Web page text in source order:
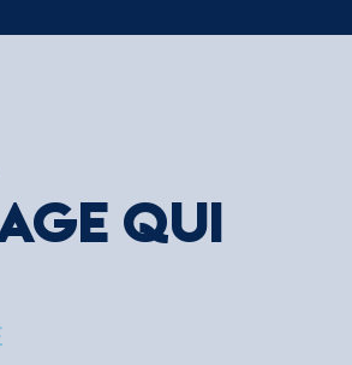
QUI